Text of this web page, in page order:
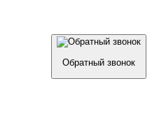
Обратный звонок